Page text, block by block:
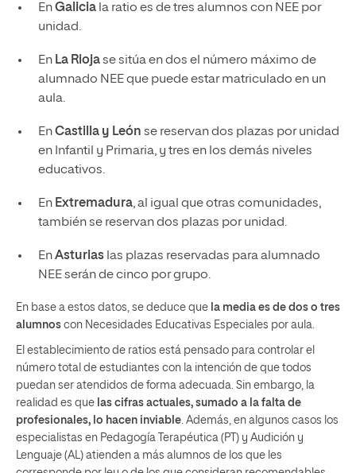
EnGaliciala ratio es de tres alumnos con NEE por
unidad.
En La Riojase sitúa en dos el número máximo de
alumnado NEE que puede estar matriculado en un
aula.
EnCastilla y León se reservan dos plazas por unidad
en Infantil y Primaria, y tres en los demás niveles
educativos.
En Extremadura, al igual que otras comunidades,
también se reservan dos plazas por unidad.
EnAsturiaslas plazas reservadas para alumnado
NEE serán de cinco por grupo.
En base a estos datos, se deduce que la media es de dos o tres
alumnos con Necesidades Educativas Especiales por aula.
El establecimiento de ratios está pensado para controlar el
número total de estudiantes con la intención de que todos
puedan ser atendidos de forma adecuada. Sin embargo, la
realidad es que las cifras actuales, sumado a la falta de
profesionales, lo hacen inviable. Además, en algunos casos los
especialistas en Pedagogía Terapéutica (PT) y Audición y
Lenguaje (AL) atienden a más alumnos de los que les